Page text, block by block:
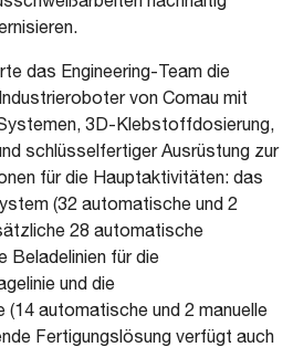
das Engineering-Team die
von Comau mit
3D-Klebstoffdosierung,
schlüsselfertiger Ausrüstung zur
für die Hauptaktivitäten: das
(32 automatische und 2
28 automatische
Beladelinien für die
und die
(14 automatische und 2 manuelle
Fertigungslösung verfügt auch